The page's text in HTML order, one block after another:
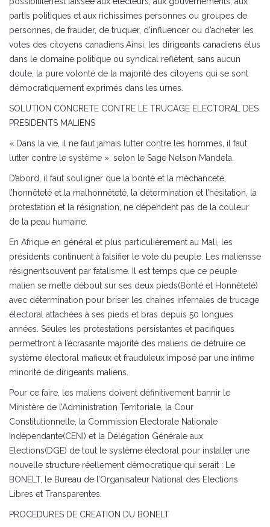
partis politiques et aux richissimes personnes ou groupes de
personnes, de frauder, de truquer, d’influencer ou d’acheter les
votes des citoyens canadiens.Ainsi, les dirigeants canadiens élus
dans le domaine politique ou syndical reflètent, sans aucun
doute, la pure volonté de la majorité des citoyens qui se sont
démocratiquement exprimés dans les urnes.
SOLUTION CONCRETE CONTRE LE TRUCAGE ELECTORAL DES
PRESIDENTS MALIENS
« Dans la vie, il ne faut jamais lutter contre les hommes, il faut
lutter contre le système », selon le Sage Nelson Mandela.
D’abord, il faut souligner que la bonté et la méchanceté,
l’honnêteté et la malhonnêteté, la détermination et l’hésitation, la
protestation et la résignation, ne dépendent pas de la couleur
de la peau humaine.
En Afrique en général et plus particulièrement au Mali, les
présidents continuent à falsifier le vote du peuple. Les maliensse
résignentsouvent par fatalisme. Il est temps que ce peuple
malien se mette débout sur ses deux pieds(Bonté et Honnêteté)
avec détermination pour briser les chaines infernales de trucage
électoral attachées à ses pieds et bras depuis 50 longues
années. Seules les protestations persistantes et pacifiques
permettront à l’écrasante majorité des maliens de détruire ce
système électoral mafieux et frauduleux imposé par une infime
minorité de dirigeants maliens.
Pour ce faire, les maliens doivent définitivement bannir le
Ministère de l’Administration Territoriale, la Cour
Constitutionnelle, la Commission Electorale Nationale
Indépendante(CENI) et la Délégation Générale aux
Elections(DGE) de tout le système électoral pour installer une
nouvelle structure réellement démocratique qui serait : Le
BONELT, le Bureau de l’Organisateur National des Elections
Libres et Transparentes.
PROCEDURES DE CREATION DU BONELT